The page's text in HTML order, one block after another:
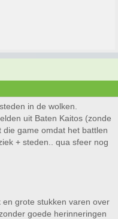
het ook nog het mooiste
origineelste dungeons in de
een Ruin in the Sky dan een
toen ik door deze dungeon
in de wolken.
uit Baten Kaitos (zonde
game omdat het battlen
+ steden.. qua sfeer nog
grote stukken varen over
goede herinneringen